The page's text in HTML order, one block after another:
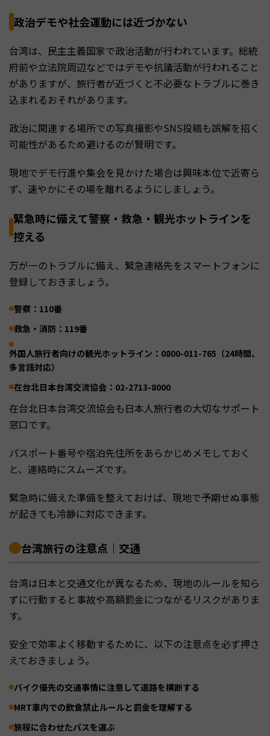
政治デモや社会運動には近づかない
台湾は、民主主義国家で政治活動が行われています。総統
府前や立法院周辺などではデモや抗議活動が行われること
がありますが、旅行者が近づくと不必要なトラブルに巻き
込まれるおそれがあります。
政治に関連する場所での写真撮影やSNS投稿も誤解を招く
可能性があるため避けるのが賢明です。
現地でデモ行進や集会を見かけた場合は興味本位で近寄ら
ず、速やかにその場を離れるようにしましょう。
緊急時に備えて警察・救急・観光ホットラインを
控える
万が一のトラブルに備え、緊急連絡先をスマートフォンに
登録しておきましょう。
警察：110番
救急・消防：119番
外国人旅行者向けの観光ホットライン：0800-011-765（24時間、
多言語対応）
在台北日本台湾交流協会：02-2713-8000
在台北日本台湾交流協会も日本人旅行者の大切なサポート
窓口です。
パスポート番号や宿泊先住所をあらかじめメモしておく
と、連絡時にスムーズです。
緊急時に備えた準備を整えておけば、現地で予期せぬ事態
が起きても冷静に対応できます。
台湾旅行の注意点｜交通
台湾は日本と交通文化が異なるため、現地のルールを知ら
ずに行動すると事故や高額罰金につながるリスクがありま
す。
安全で効率よく移動するために、以下の注意点を必ず押さ
えておきましょう。
バイク優先の交通事情に注意して道路を横断する
MRT車内での飲食禁止ルールと罰金を理解する
旅程に合わせたパスを選ぶ